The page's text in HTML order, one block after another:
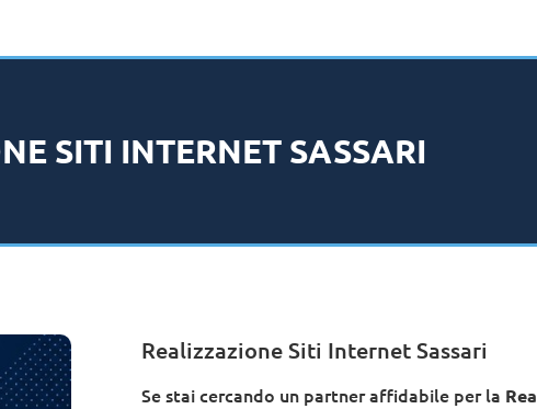
SITI INTERNET SASSARI
Realizzazione Siti Internet Sassari
Se stai cercando un partner affidabile per la